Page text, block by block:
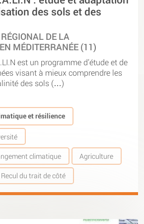
des sols et des
DE LA
MÉDITERRANÉE (11)
est un programme d’étude et de
visant à mieux comprendre les
des sols (…)
et résilience
climatique Agriculture
Recul du trait de côté